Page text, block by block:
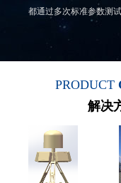
都通过多次标准参数测
解决
PRODUCT